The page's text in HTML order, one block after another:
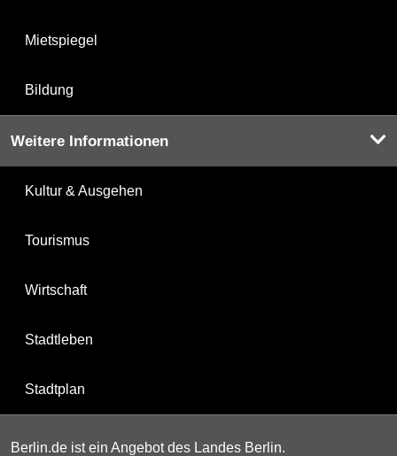
Mietspiegel
Bildung
Weitere Informationen
Kultur & Ausgehen
Tourismus
Wirtschaft
Stadtleben
Stadtplan
Berlin.de ist ein Angebot des Landes Berlin.